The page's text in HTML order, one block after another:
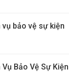
vụ bảo vệ sự kiện
Vụ Bảo Vệ Sự